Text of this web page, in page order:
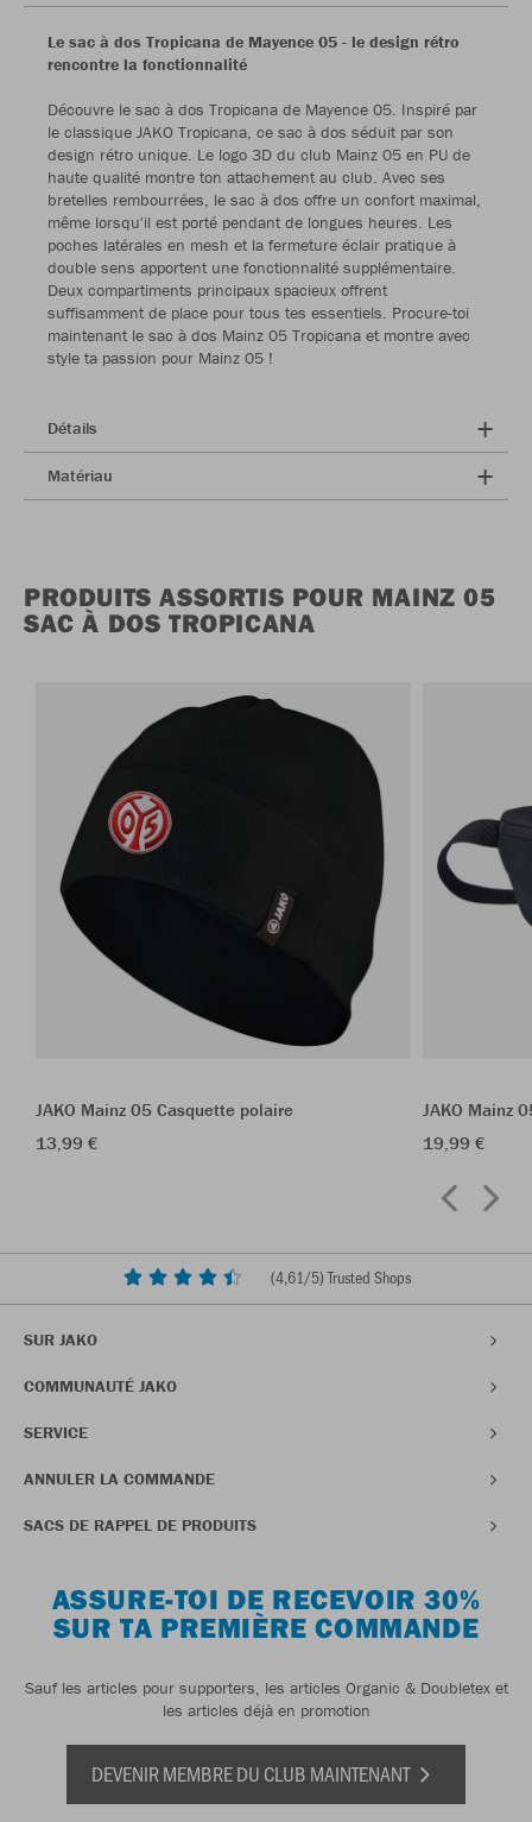
Le sac à dos Tropicana de Mayence 05 - le design rétro
rencontre la fonctionnalité
Découvre le sac à dos Tropicana de Mayence 05. Inspiré par
le classique JAKO Tropicana, ce sac à dos séduit par son
design rétro unique. Le logo 3D du club Mainz 05 en PU de
haute qualité montre ton attachement au club. Avec ses
bretelles rembourrées, le sac à dos offre un confort maximal,
même lorsqu'il est porté pendant de longues heures. Les
poches latérales en mesh et la fermeture éclair pratique à
double sens apportent une fonctionnalité supplémentaire.
Deux compartiments principaux spacieux offrent
suffisamment de place pour tous tes essentiels. Procure-toi
maintenant le sac à dos Mainz 05 Tropicana et montre avec
style ta passion pour Mainz 05 !
Détails
Matériau
PRODUITS ASSORTIS POUR MAINZ 05
SAC À DOS TROPICANA
JAKO Mainz 05 Casquette polaire
13,99 €
JAKO Mainz
19,99 €
(4,61/5) Trusted Shops
SUR JAKO
COMMUNAUTÉ JAKO
SERVICE
ANNULER LA COMMANDE
SACS DE RAPPEL DE PRODUITS
ASSURE-TOI DE RECEVOIR 30%
SUR TA PREMIÈRE COMMANDE
Sauf les articles pour supporters, les articles Organic & Doubletex et
les articles déjà en promotion
DEVENIR MEMBRE DU CLUB MAINTENANT